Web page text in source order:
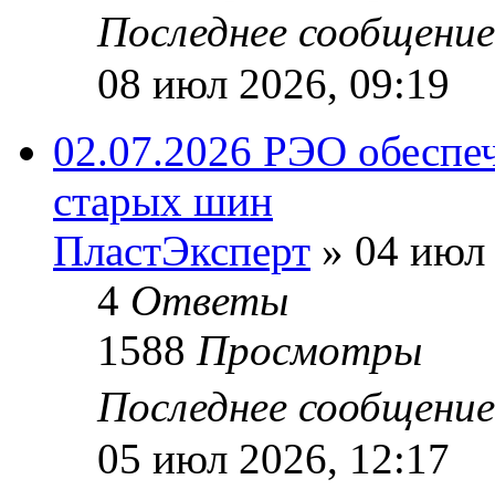
Последнее
08 июл 2026, 09:19
02.07.2026 РЭО
старых шин
ПластЭксперт » 04 июл
4 Ответы
1588 Просмотры
Последнее
05 июл 2026, 12:17